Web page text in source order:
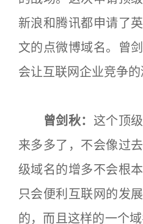
新浪和腾讯都申请了
文的点微博域名。曾
会让互联网企业竞争的
曾剑秋： 这个顶
来多多了，不会像过
级域名的增多不会根
只会便利互联网的发
的，而且这样的一个